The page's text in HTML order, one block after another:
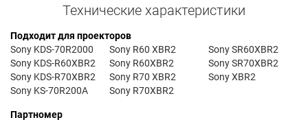
Технические характеристики
Подходит для проекторов
Sony KDS-70R2000
Sony KDS-R60XBR2
Sony KDS-R70XBR2
Sony KS-70R200A
Sony R60 XBR2
Sony R60XBR2
Sony R70 XBR2
Sony R70XBR2
Sony SR60XBR2
Sony SR70XBR2
Sony XBR2
Партномер